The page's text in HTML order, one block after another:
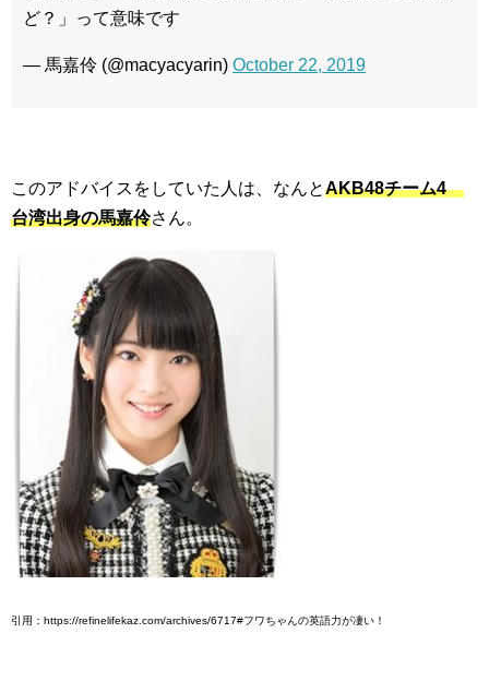
ど？」って意味です
— 馬嘉伶 (@macyacyarin) October 22, 2019
このアドバイスをしていた人は、なんとAKB48チーム4
台湾出身の馬嘉伶さん。
引用：https://refinelifekaz.com/archives/6717#フワちゃんの英語力が凄い！